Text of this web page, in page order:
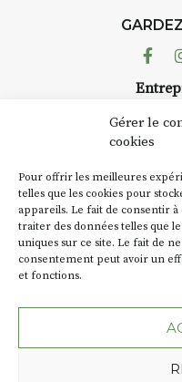
Gérer le
cookies
Pour offrir les meilleures
telles que les cookies pour
appareils. Le fait de consentir
traiter des données telles que
uniques sur ce site. Le fait de
consentement peut avoir un
et fonctions.
la
«
SA
BT
Suivez